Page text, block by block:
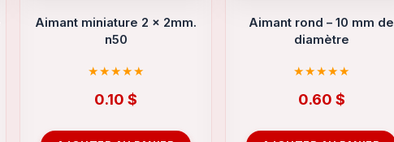
Aimant miniature 2 x 2mm.
n50
0.10 $
Aimant rond – 10 mm de
diamètre
0.60 $